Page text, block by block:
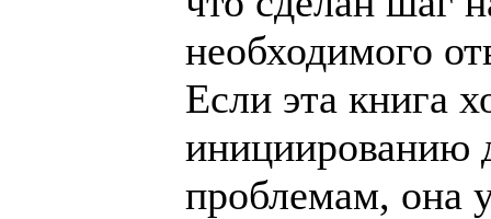
необходимого
Если эта книга
инициированию
проблемам, она